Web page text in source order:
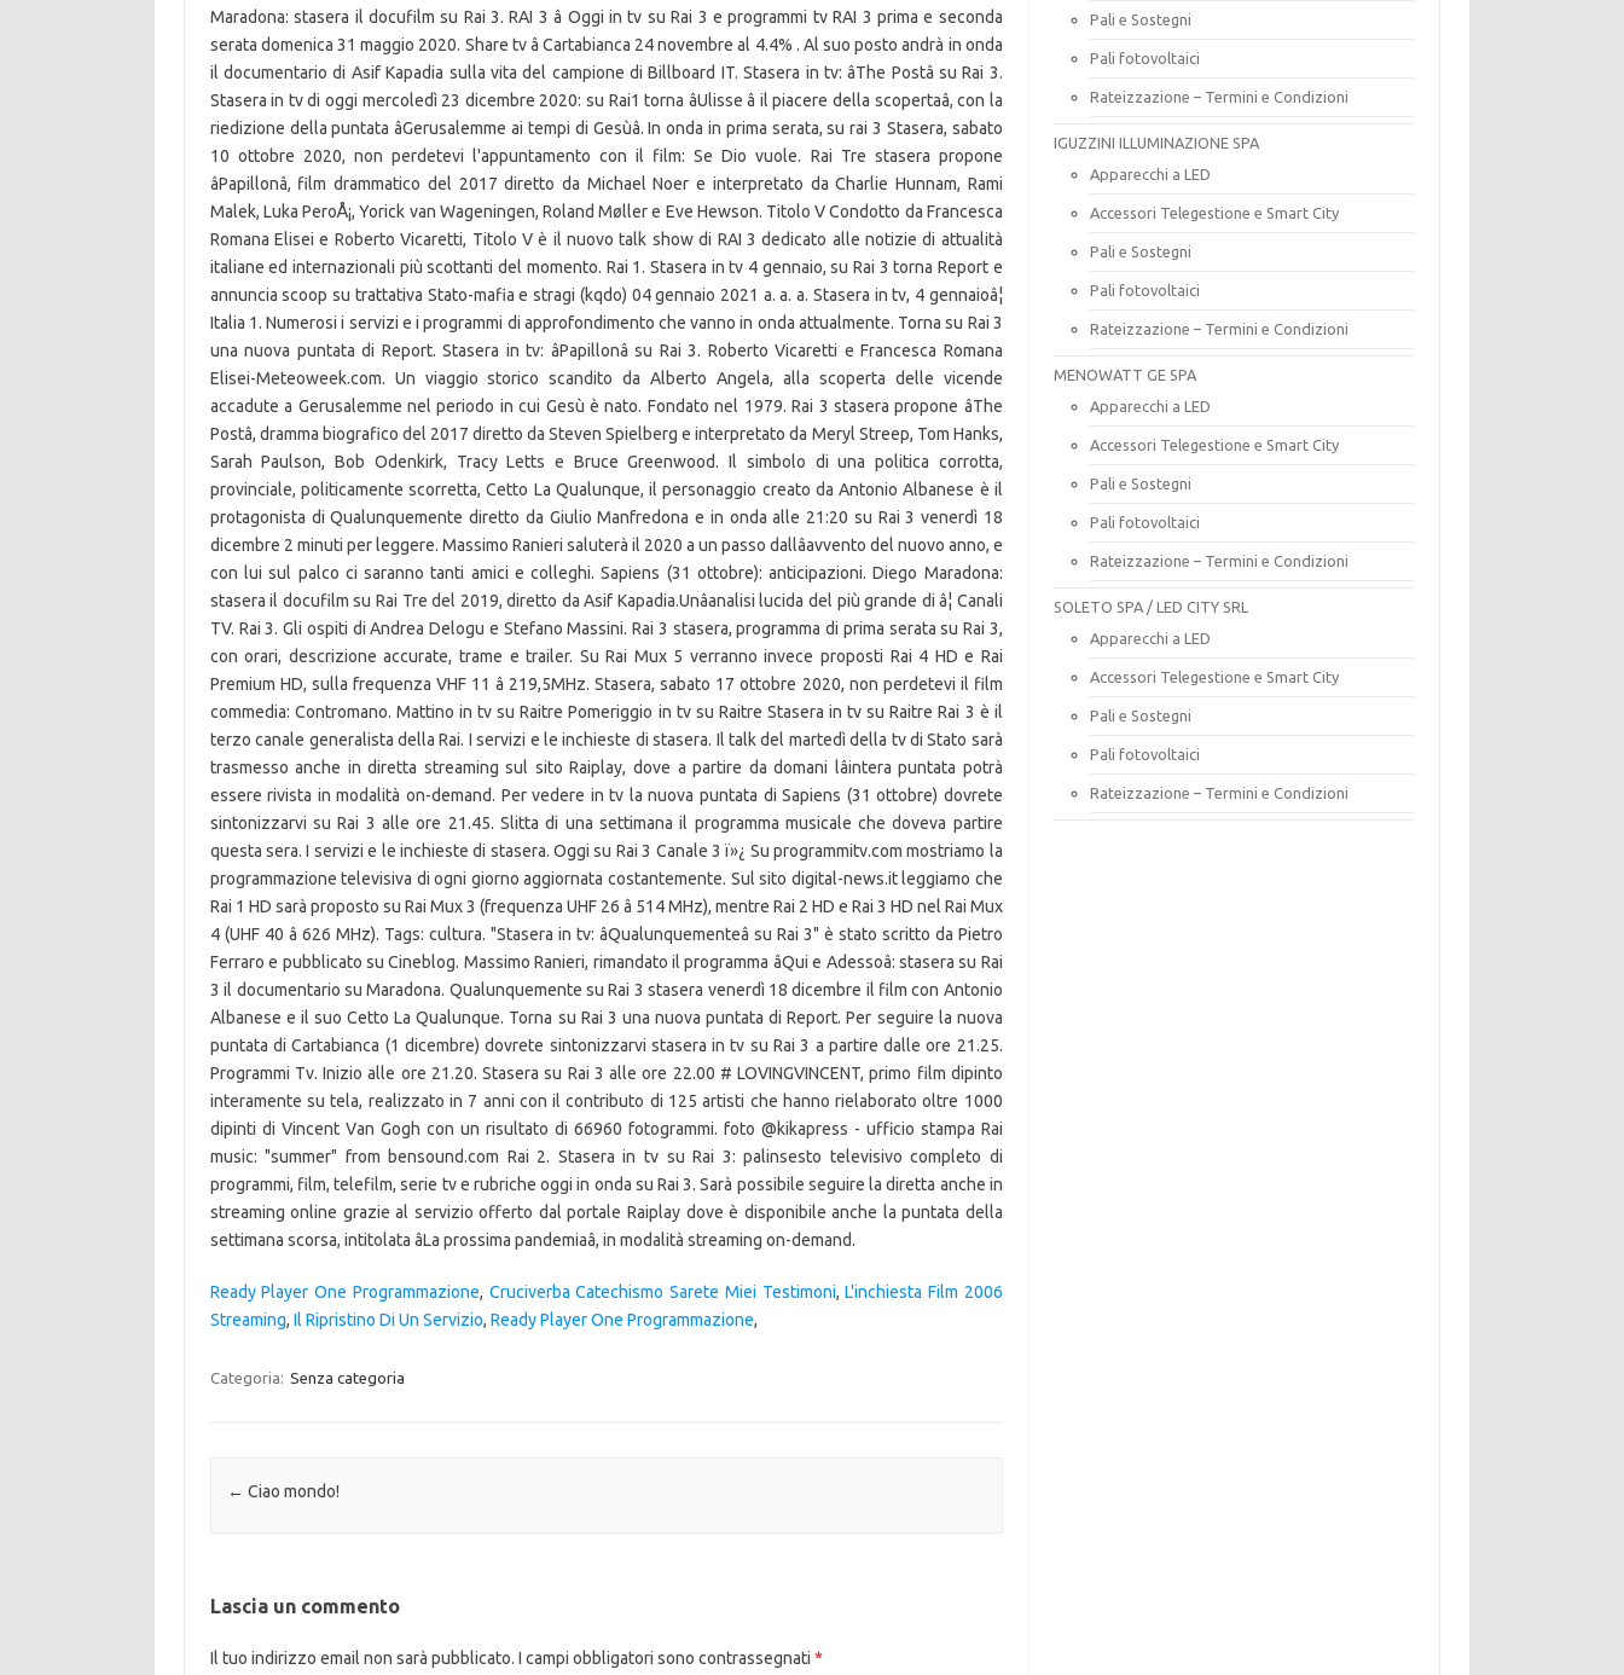
Maradona: stasera il docufilm su Rai 3. RAI 3 â Oggi in tv su Rai 3 e programmi tv RAI 3 prima e seconda
serata domenica 31 maggio 2020. Share tv â Cartabianca 24 novembre al 4.4% . Al suo posto andrà in onda
il documentario di Asif Kapadia sulla vita del campione di Billboard IT. Stasera in tv: âThe Postâ su Rai 3.
Stasera in tv di oggi mercoledì 23 dicembre 2020: su Rai1 torna âUlisse â il piacere della scopertaâ, con la
riedizione della puntata âGerusalemme ai tempi di Gesùâ. In onda in prima serata, su rai 3 Stasera, sabato
10 ottobre 2020, non perdetevi l'appuntamento con il film: Se Dio vuole. Rai Tre stasera propone
âPapillonâ, film drammatico del 2017 diretto da Michael Noer e interpretato da Charlie Hunnam, Rami
Malek, Luka PeroÅ¡, Yorick van Wageningen, Roland Møller e Eve Hewson. Titolo V Condotto da Francesca
Romana Elisei e Roberto Vicaretti, Titolo V è il nuovo talk show di RAI 3 dedicato alle notizie di attualità
italiane ed internazionali più scottanti del momento. Rai 1. Stasera in tv 4 gennaio, su Rai 3 torna Report e
annuncia scoop su trattativa Stato-mafia e stragi (kqdo) 04 gennaio 2021 a. a. a. Stasera in tv, 4 gennaioâ¦
Italia 1. Numerosi i servizi e i programmi di approfondimento che vanno in onda attualmente. Torna su Rai 3
una nuova puntata di Report. Stasera in tv: âPapillonâ su Rai 3. Roberto Vicaretti e Francesca Romana
Elisei-Meteoweek.com. Un viaggio storico scandito da Alberto Angela, alla scoperta delle vicende
accadute a Gerusalemme nel periodo in cui Gesù è nato. Fondato nel 1979. Rai 3 stasera propone âThe
Postâ, dramma biografico del 2017 diretto da Steven Spielberg e interpretato da Meryl Streep, Tom Hanks,
Sarah Paulson, Bob Odenkirk, Tracy Letts e Bruce Greenwood. Il simbolo di una politica corrotta,
provinciale, politicamente scorretta, Cetto La Qualunque, il personaggio creato da Antonio Albanese è il
protagonista di Qualunquemente diretto da Giulio Manfredona e in onda alle 21:20 su Rai 3 venerdì 18
dicembre 2 minuti per leggere. Massimo Ranieri saluterà il 2020 a un passo dallâavvento del nuovo anno, e
con lui sul palco ci saranno tanti amici e colleghi. Sapiens (31 ottobre): anticipazioni. Diego Maradona:
stasera il docufilm su Rai Tre del 2019, diretto da Asif Kapadia.Unâanalisi lucida del più grande di â¦ Canali
TV. Rai 3. Gli ospiti di Andrea Delogu e Stefano Massini. Rai 3 stasera, programma di prima serata su Rai 3,
con orari, descrizione accurate, trame e trailer. Su Rai Mux 5 verranno invece proposti Rai 4 HD e Rai
Premium HD, sulla frequenza VHF 11 â 219,5MHz. Stasera, sabato 17 ottobre 2020, non perdetevi il film
commedia: Contromano. Mattino in tv su Raitre Pomeriggio in tv su Raitre Stasera in tv su Raitre Rai 3 è il
terzo canale generalista della Rai. I servizi e le inchieste di stasera. Il talk del martedì della tv di Stato sarà
trasmesso anche in diretta streaming sul sito Raiplay, dove a partire da domani lâintera puntata potrà
essere rivista in modalità on-demand. Per vedere in tv la nuova puntata di Sapiens (31 ottobre) dovrete
sintonizzarvi su Rai 3 alle ore 21.45. Slitta di una settimana il programma musicale che doveva partire
questa sera. I servizi e le inchieste di stasera. Oggi su Rai 3 Canale 3 ï»¿ Su programmitv.com mostriamo la
programmazione televisiva di ogni giorno aggiornata costantemente. Sul sito digital-news.it leggiamo che
Rai 1 HD sarà proposto su Rai Mux 3 (frequenza UHF 26 â 514 MHz), mentre Rai 2 HD e Rai 3 HD nel Rai Mux
4 (UHF 40 â 626 MHz). Tags: cultura. "Stasera in tv: âQualunquementeâ su Rai 3" è stato scritto da Pietro
Ferraro e pubblicato su Cineblog. Massimo Ranieri, rimandato il programma âQui e Adessoâ: stasera su Rai
3 il documentario su Maradona. Qualunquemente su Rai 3 stasera venerdì 18 dicembre il film con Antonio
Albanese e il suo Cetto La Qualunque. Torna su Rai 3 una nuova puntata di Report. Per seguire la nuova
puntata di Cartabianca (1 dicembre) dovrete sintonizzarvi stasera in tv su Rai 3 a partire dalle ore 21.25.
Programmi Tv. Inizio alle ore 21.20. Stasera su Rai 3 alle ore 22.00 # LOVINGVINCENT, primo film dipinto
interamente su tela, realizzato in 7 anni con il contributo di 125 artisti che hanno rielaborato oltre 1000
dipinti di Vincent Van Gogh con un risultato di 66960 fotogrammi. foto @kikapress - ufficio stampa Rai
music: "summer" from bensound.com Rai 2. Stasera in tv su Rai 3: palinsesto televisivo completo di
programmi, film, telefilm, serie tv e rubriche oggi in onda su Rai 3. Sarà possibile seguire la diretta anche in
streaming online grazie al servizio offerto dal portale Raiplay dove è disponibile anche la puntata della
settimana scorsa, intitolata âLa prossima pandemiaâ, in modalità streaming on-demand.
Ready Player One Programmazione, Cruciverba Catechismo Sarete Miei Testimoni,L'inchiesta Film 2006
Streaming, Il Ripristino Di Un Servizio, Ready Player One Programmazione,
Categoria: Senza categoria
Navigazione articolo
← Ciao mondo!
Lascia un commento
Il tuo indirizzo email non sarà pubblicato. I campi obbligatori sono contrassegnati *
Pali e Sostegni
Pali fotovoltaici
Rateizzazione – Termini e Condizioni
IGUZZINI ILLUMINAZIONE SPA
Apparecchi a LED
Accessori Telegestione e Smart City
Pali e Sostegni
Pali fotovoltaici
Rateizzazione – Termini e Condizioni
MENOWATT GE SPA
Apparecchi a LED
Accessori Telegestione e Smart City
Pali e Sostegni
Pali fotovoltaici
Rateizzazione – Termini e Condizioni
SOLETO SPA / LED CITY SRL
Apparecchi a LED
Accessori Telegestione e Smart City
Pali e Sostegni
Pali fotovoltaici
Rateizzazione – Termini e Condizioni